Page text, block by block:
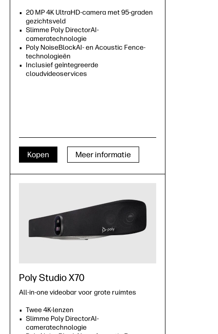
20 MP 4K UltraHD-camera met 95-graden
gezichtsveld
Slimme Poly DirectorAI-
cameratechnologie
Poly NoiseBlockAI- en Acoustic Fence-
technologieën
Inclusief geïntegreerde
cloudvideoservices
Kopen Meer informatie
Poly Studio X70
All-in-one videobar voor grote ruimtes
Twee 4K-lenzen
Slimme Poly DirectorAI-
cameratechnologie